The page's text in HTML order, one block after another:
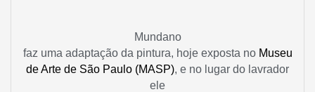
Mundano
faz uma adaptação da pintura, hoje exposta no Museu
de Arte de São Paulo (MASP), e no lugar do lavrador
ele